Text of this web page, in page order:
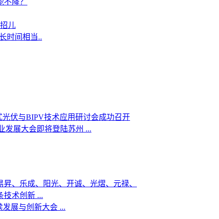
儿
时间相当..
伏与BIPV技术应用研讨会成功召开
发展大会即将登陆苏州 ...
、乐成、阳光、开诚、光熠、元禄、
技术创新 ...
展与创新大会 ...